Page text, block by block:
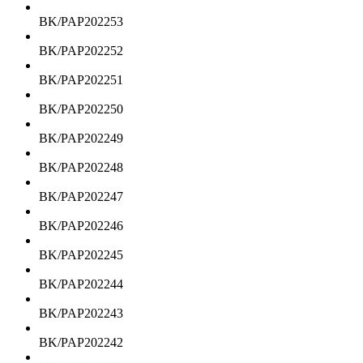
BK/PAP202253
BK/PAP202252
BK/PAP202251
BK/PAP202250
BK/PAP202249
BK/PAP202248
BK/PAP202247
BK/PAP202246
BK/PAP202245
BK/PAP202244
BK/PAP202243
BK/PAP202242